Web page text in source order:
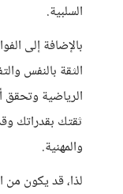
السلبية.
بالإضافة إلى
الثقة بالنفس
الرياضية
ثقتك بقدراتك
والمهنية.
لذا، قد يكون من